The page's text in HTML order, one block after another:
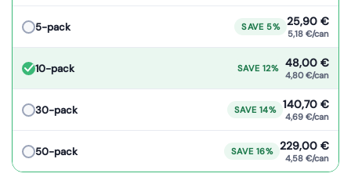
5-pack SAVE 5% 25,90 €
5,18 €/can
10-pack SAVE 12% 48,00 €
4,80 €/can
30-pack SAVE 14% 140,70 €
4,69 €/can
50-pack SAVE 16% 229,00 €
4,58 €/can